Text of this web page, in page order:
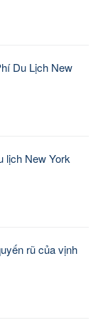
Du Lịch New
lịch New York
rũ của vịnh